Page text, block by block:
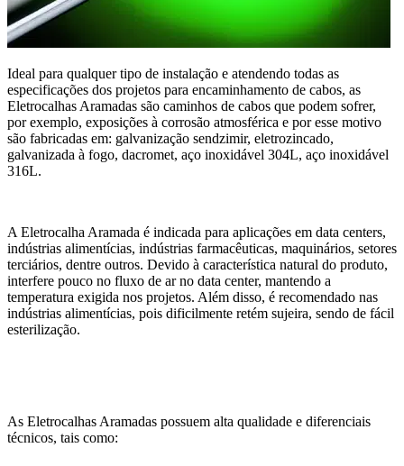
Ideal para qualquer tipo de instalação e atendendo todas as
especificações dos projetos para encaminhamento de cabos, as
Eletrocalhas Aramadas são caminhos de cabos que podem sofrer,
por exemplo, exposições à corrosão atmosférica e por esse motivo
são fabricadas em: galvanização sendzimir, eletrozincado,
galvanizada à fogo, dacromet, aço inoxidável 304L, aço inoxidável
316L.
A Eletrocalha Aramada é indicada para aplicações em data centers,
indústrias alimentícias, indústrias farmacêuticas, maquinários, setores
terciários, dentre outros. Devido à característica natural do produto,
interfere pouco no fluxo de ar no data center, mantendo a
temperatura exigida nos projetos. Além disso, é recomendado nas
indústrias alimentícias, pois dificilmente retém sujeira, sendo de fácil
esterilização.
As Eletrocalhas Aramadas possuem alta qualidade e diferenciais
técnicos, tais como: